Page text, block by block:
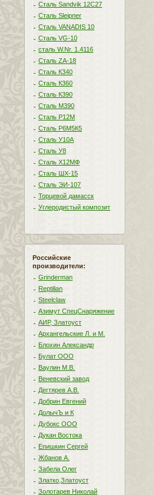
Сталь Sandvik 12C27
Сталь Sleipner
Сталь VANADIS 10
Сталь VG-10
сталь W.Nr. 1.4116
Сталь ZA-18
Сталь К340
Сталь К360
Сталь К390
Сталь М390
Сталь Р12М
Сталь Р6М5К5
Сталь У10А
Сталь У8
Сталь Х12МФ
Сталь ШХ-15
Сталь ЭИ-107
Торцевой дамасск
Углеродистый композит
Российские
производители:
Grinderman
Reptilian
Steelclaw
Азимут СпецСнаряжение
АИР, Златоуст
Архангельские Л. и М.
Блохин Александр
Булат ООО
Ваулин М.В.
Веневский завод
Дегтярев А.В.
Добрин Евгений
ДолычЪ и К
Дубокс ООО
Дукан Востока
Епишкин Сергей
Жбанов А.
Забела Олег
Златко,Златоуст
Золотарев Николай